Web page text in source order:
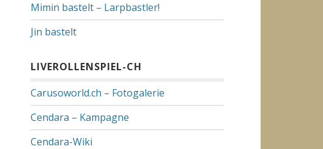
Mimin bastelt – Larpbastler!
Jin bastelt
LIVEROLLENSPIEL-CH
Carusoworld.ch – Fotogalerie
Cendara – Kampagne
Cendara-Wiki